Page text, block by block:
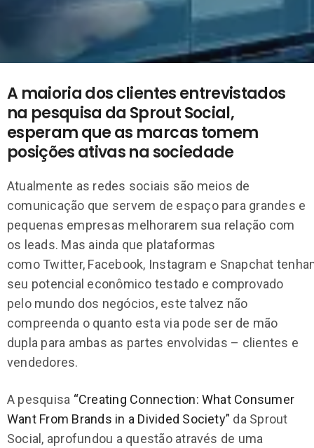
A maioria dos clientes entrevistados
na pesquisa da Sprout Social,
esperam que as marcas tomem
posições ativas na sociedade
Atualmente as redes sociais são meios de
comunicação que servem de espaço para grandes e
pequenas empresas melhorarem sua relação com
os leads. Mas ainda que plataformas
como Twitter, Facebook, Instagram e Snapchat
seu potencial econômico testado e comprovado
pelo mundo dos negócios, este talvez não
compreenda o quanto esta via pode ser de mão
dupla para ambas as partes envolvidas – clientes e
vendedores.
A pesquisa “Creating Connection: What Consumer
Want From Brands in a Divided Society” da Sprout
Social, aprofundou a questão através de uma